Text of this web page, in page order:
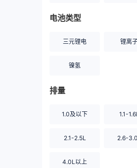
电池类型
三元锂电 锂离
镍氢
排量
1.0及以下 1.1-
2.1-2.5L 2.6-
4.0L以上